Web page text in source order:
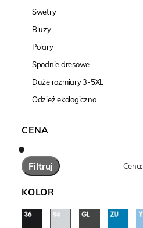
Swetry
Bluzy
Polary
Spodnie dresowe
Duże rozmiary 3-5XL
Odzież ekologiczna
CENA
Filtruj Cena:
KOLOR